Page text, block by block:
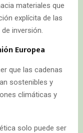
materiales que
explícita de las
inversión.
Europea
que las cadenas
sostenibles y
climáticas y
solo puede ser